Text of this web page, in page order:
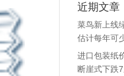
近期文章
菜鸟新上线
估计每年可
进口包装纸
断崖式下跌